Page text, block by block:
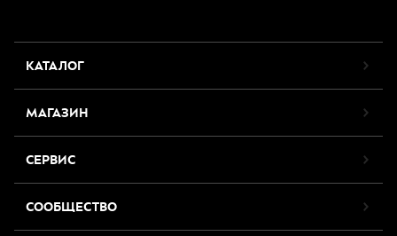
КАТАЛОГ
МАГАЗИН
СЕРВИС
СООБЩЕСТВО